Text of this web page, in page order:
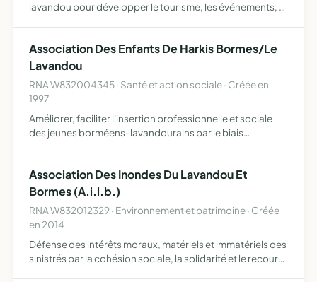
lavandou pour développer le tourisme, les événements, et
Association Des Enfants De Harkis Bormes/Le
Lavandou
RNA W832004345 · Santé et action sociale · Créée en
1997
Améliorer, faciliter l'insertion professionnelle et sociale
des jeunes borméens-lavandourains par le biais
Association Des Inondes Du Lavandou Et
Bormes (A.i.l.b.)
RNA W832012329 · Environnement et patrimoine · Créée
en 2014
Défense des intérêts moraux, matériels et immatériels des
sinistrés par la cohésion sociale, la solidarité et le recours